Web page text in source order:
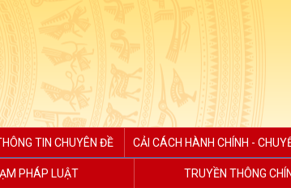
TIN CHUYÊN ĐỀ CẢI CÁCH HÀNH CHÍNH -
PHÁP LUẬT TRUYỀN THÔNG